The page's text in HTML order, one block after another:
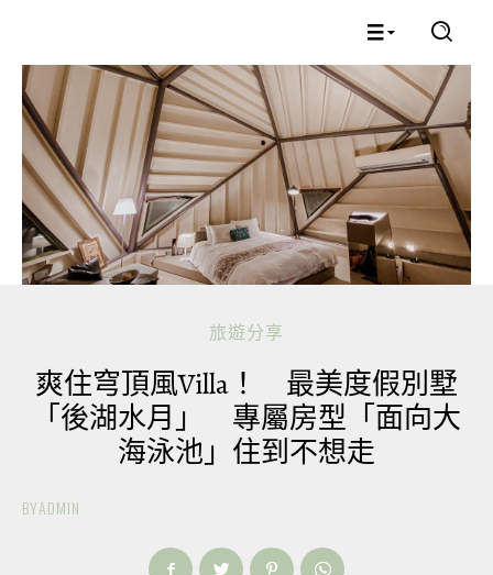
旅遊分享
爽住穹頂風Villa！ 最美度假別墅
「後湖水月」 專屬房型「面向大
海泳池」住到不想走
BYADMIN